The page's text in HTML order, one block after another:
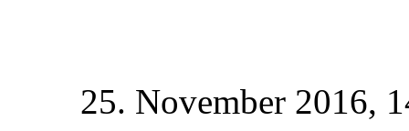
25. November 2016,